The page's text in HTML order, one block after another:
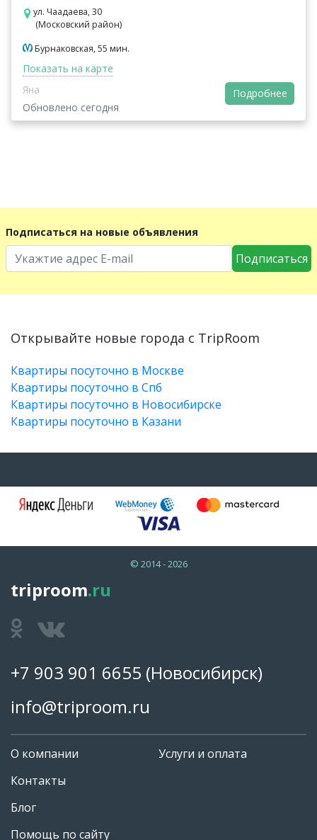
ул. Чаадаева, 30
(Московский район)
Бурнаковская, 55 мин.
Показать на карте
Яна
Обновлено сегодня
Подробнее
Подписаться на новые объявления
Подписаться
Открывайте новые города с TripRoom
Квартиры посуточно в Москве
Квартиры посуточно в Спб
Квартиры посуточно в Новосибирске
Квартиры посуточно в Казани
© 2014 - 2026
triproom.ru
+7 903 901 6655 (Новосибирск)
info@triproom.ru
О компании
Контакты
Блог
Помощь по сайту
Услуги и оплата